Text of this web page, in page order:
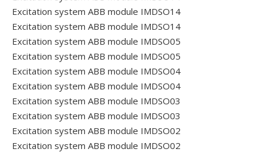
Excitation system ABB module IMDSO14
Excitation system ABB module IMDSO14
Excitation system ABB module IMDSO05
Excitation system ABB module IMDSO05
Excitation system ABB module IMDSO04
Excitation system ABB module IMDSO04
Excitation system ABB module IMDSO03
Excitation system ABB module IMDSO03
Excitation system ABB module IMDSO02
Excitation system ABB module IMDSO02